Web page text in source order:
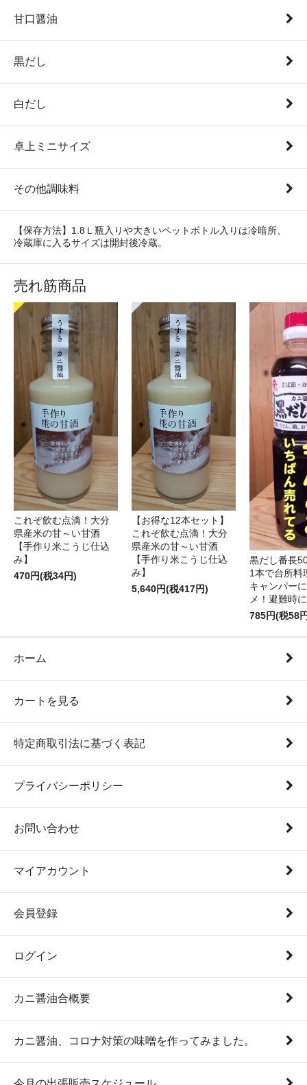
甘口醤油
黒だし
白だし
卓上ミニサイズ
その他調味料
【保存方法】1.8Ｌ瓶入りや大きいペットボトル入りは冷暗所、
冷蔵庫に入るサイズは開封後冷蔵。
売れ筋商品
これぞ飲む点滴！大分
県産米の甘～い甘酒
【手作り米こうじ仕込
み】
470円(税34円)
【お得な12本セット】
これぞ飲む点滴！大分
県産米の甘～い甘酒
【手作り米こうじ仕込
み】
5,640円(税417円)
黒だし番長
1本で台所料
キャンパー
メ！避難時
785円(税58
ホーム
カートを見る
特定商取引法に基づく表記
プライバシーポリシー
お問い合わせ
マイアカウント
会員登録
ログイン
カニ醤油合概要
カニ醤油、コロナ対策の味噌を作ってみました。